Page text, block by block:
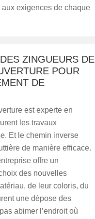
exigences de chaque
ZINGUEURS DE
POUR
DE
est experte en
les travaux
Et le chemin inverse
de manière efficace.
offre un
des nouvelles
de leur coloris, du
une dépose des
abimer l’endroit où